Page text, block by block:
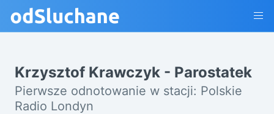
Krzysztof Krawczyk - Parostatek
Pierwsze odnotowanie w stacji: Polskie
Radio Londyn